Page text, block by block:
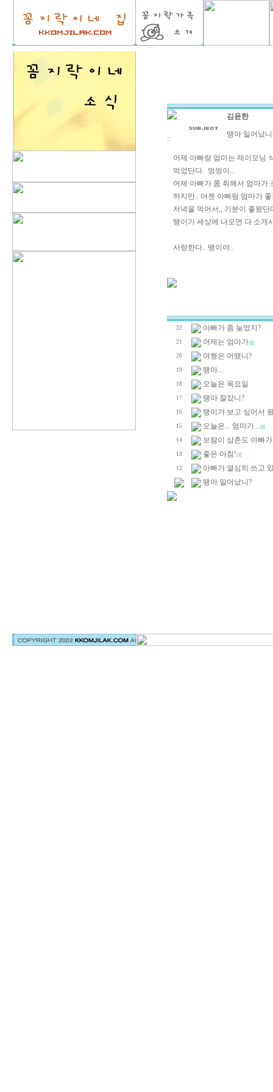
:: 김윤한
:: 땡아 일어났니
어제 아빠랑 엄마는 제이모닝
먹었단다. 멍멍이...
어제 아빠가 쫌 취해서 엄마가
하지만.. 어젠 아빠랑 엄마가
저녁을 먹어서,, 기분이 좋왔단
땡이가 세상에 나오면 다 소개
사랑한다.. 땡이야..
22 아빠가 좀 늦었지?
21 어제는 엄마가 [2]
20 여행은 어땠니?
19 땡아...
18 오늘은 목요일
17 땡아 잘잤니?
16 땡이가 보고 싶어서
15 오늘은... 엄마가... [1]
14 보람이 삼촌도 아빠
13 좋은 아침! [1]
12
아빠가 열심히 쓰고
땡아 일어났니?